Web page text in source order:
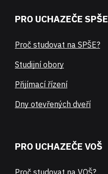
PRO UCHAZEČE SPŠE
Proč studovat na SPŠE?
Studijní obory
Přijímací řízení
Dny otevřených dveří
PRO UCHAZEČE VOŠ
Proč studovat na VOŠ?